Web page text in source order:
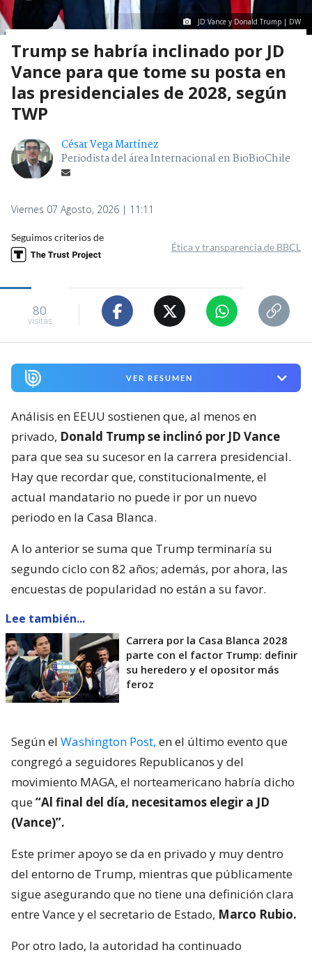
JD Vance y Donald Trump | DW
Trump se habría inclinado por JD
Vance para que tome su posta en
las presidenciales de 2028, según
TWP
César Vega Martínez
Periodista del área Internacional en BioBioChile
Viernes 07 Agosto, 2026 | 11:11
Seguimos criterios de
Ética y transparencia de BBCL
80
visitas
VER RESUMEN
Análisis en EEUU sostienen que, al menos en
privado, Donald Trump se inclinó por JD Vance
para que sea su sucesor en la carrera presidencial.
Hay que recordar que, constitucionalmente, el
actual mandatario no puede ir por un nuevo
periodo en la Casa Blanca.
A lo anterior se suma que Trump terminaría su
segundo ciclo con 82 años; además, por ahora, las
encuestas de popularidad no están a su favor.
Lee también...
Carrera por la Casa Blanca 2028
parte con el factor Trump: definir
su heredero y el opositor más
feroz
Según el Washington Post, en el último evento que
congregó a seguidores Republicanos y del
movimiento MAGA, el norteamericano habría dicho
que“Al final del día, necesitamos elegir a JD
(Vance)”.
Este primer apoyo se da en privado y muy dentro
del entorno de Trump, mientras que públicamente
sigue asegurando que no tiene una definición clara
entre Vance y el secretario de Estado, Marco Rubio.
Por otro lado, la autoridad ha continuado